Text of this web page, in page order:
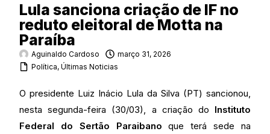
Lula sanciona criação de IF no
reduto eleitoral de Motta na
Paraíba
Aguinaldo Cardoso
março 31, 2026
Política,Últimas Noticias
O presidente Luiz Inácio Lula da Silva (PT) sancionou,
nesta segunda-feira (30/03), a criação do Instituto
Federal do Sertão Paraibano que terá sede na